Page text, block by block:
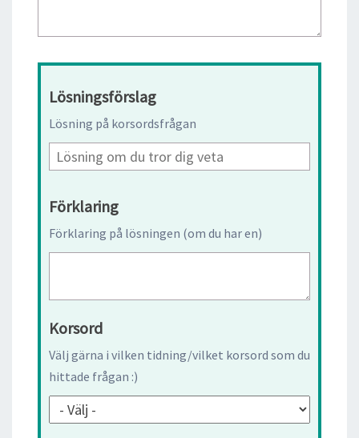
Lösningsförslag
Lösning på korsordsfrågan
Förklaring
Förklaring på lösningen (om du har en)
Korsord
Välj gärna i vilken tidning/vilket korsord som du
hittade frågan :)